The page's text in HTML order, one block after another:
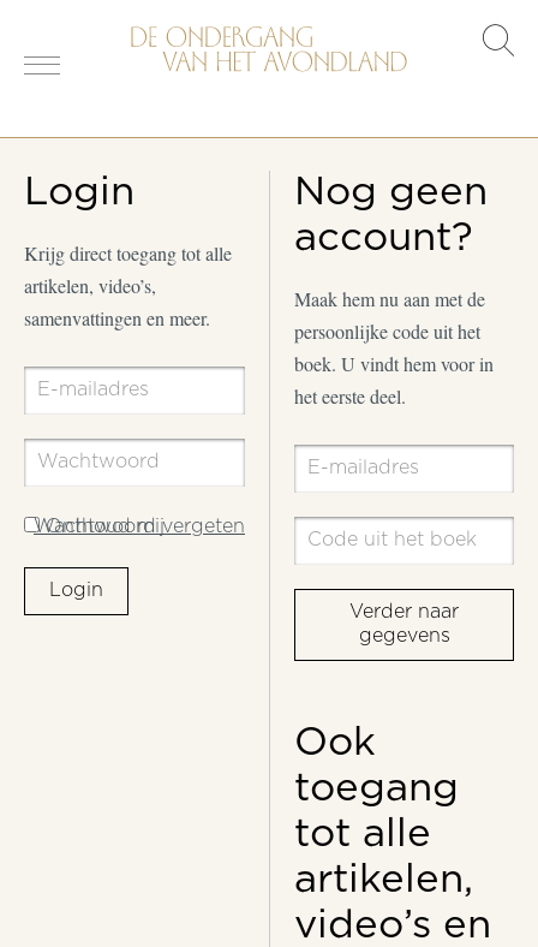
Login
Krijg direct toegang tot alle
artikelen, video’s,
samenvattingen en meer.
Wachtwoord vergeten
Onthoud mij
Login
Nog geen
account?
Maak hem nu aan met de
persoonlijke code uit het
boek. U vindt hem voor in
het eerste deel.
Verder naar
gegevens
Ook
toegang
tot alle
artikelen,
video’s en